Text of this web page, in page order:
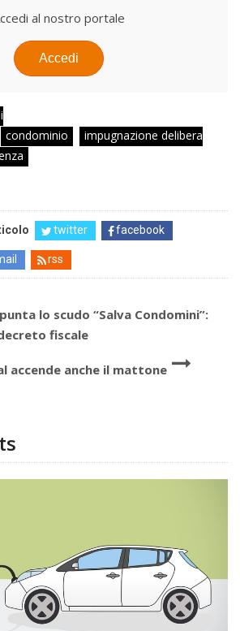
al nostro portale
Accedi
condominio
impugnazione delibera
twitter facebook
rss
lo scudo “Salva Condomini”:
fiscale
accende anche il mattone